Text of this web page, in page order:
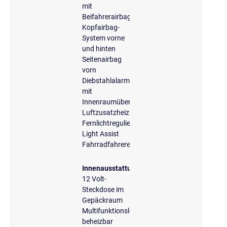
mit
Beifahrerairbagdeaktivierung
Kopfairbag-
System vorne
und hinten
Seitenairbag
vorn
Diebstahlalarmanlage
mit
Innenraumüberwachung
Luftzusatzheizung
Fernlichtregulierung
Light Assist
Fahrradfahrererkennung
Innenausstattung
12 Volt-
Steckdose im
Gepäckraum
Multifunktionslenkrad,
beheizbar